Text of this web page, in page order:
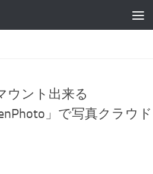
ウント出来る
」で写真クラウド